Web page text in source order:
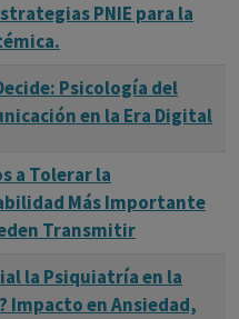
PNIE para la
Psicología del
en la Era Digital
a Tolerar la
Más Importante
Transmitir
la Psiquiatría en la
Impacto en Ansiedad,